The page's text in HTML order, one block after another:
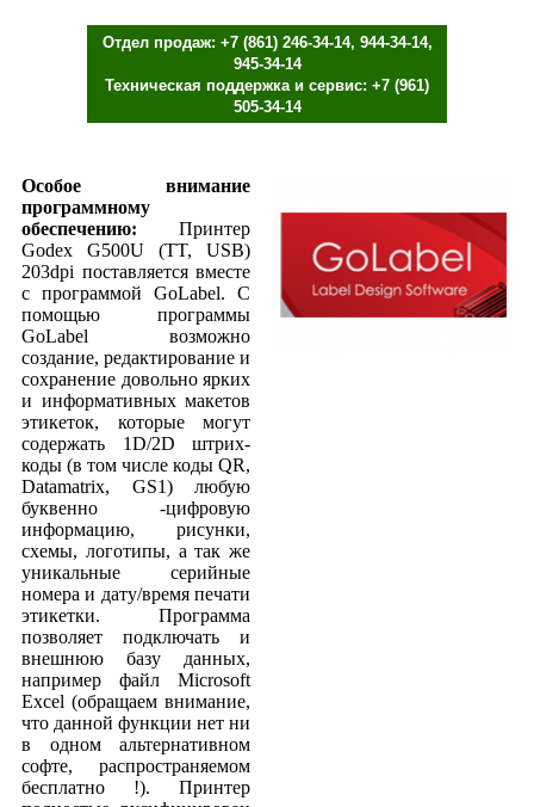
Отдел продаж: +7 (861) 246-34-14, 944-34-14,
945-34-14
Техническая поддержка и сервис: +7 (961)
505-34-14
Особое внимание
программному
обеспечению: Принтер
Godex G500U (TT, USB)
203dpi поставляется вместе
с программой GoLabel. С
помощью программы
GoLabel возможно
создание, редактирование и
сохранение довольно ярких
и информативных макетов
этикеток, которые могут
содержать 1D/2D штрих-
коды (в том числе коды QR,
Datamatrix, GS1) любую
буквенно -цифровую
информацию, рисунки,
схемы, логотипы, а так же
уникальные серийные
номера и дату/время печати
этикетки. Программа
позволяет подключать и
внешнюю базу данных,
например файл Microsoft
Excel (обращаем внимание,
что данной функции нет ни
в одном альтернативном
софте, распространяемом
бесплатно !). Принтер